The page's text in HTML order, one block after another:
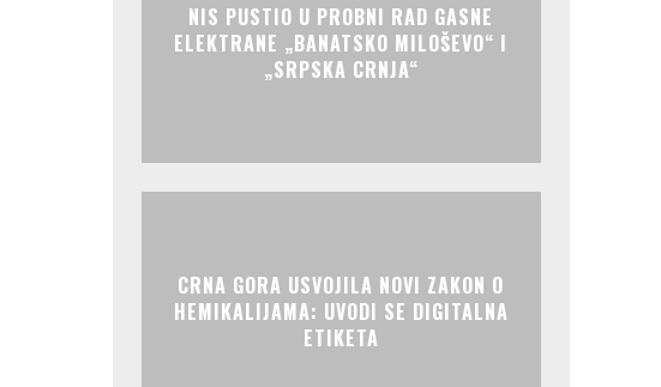
NIS PUSTIO U PROBNI RAD GASNE
ELEKTRANE „BANATSKO MILOŠEVO“ I
„SRPSKA CRNJA“
CRNA GORA USVOJILA NOVI ZAKON O
HEMIKALIJAMA: UVODI SE DIGITALNA
ETIKETA